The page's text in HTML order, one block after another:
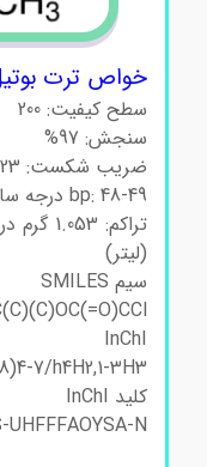
خواص ترت بوتیل
سطح کیفیت: 200
سنجش: 97%
ضریب شکست: n20/D 1.423 (لیتر)
bp: 48-49 درجه سانتی گراد/11 میلی متر جیوه (لیتر)
(لیتر)
سیم SMILES
CC(C)(C)OC(=O)CCl
InChI
7/h4H2,1-3H3
کلید InChI
UHFFFAOYSA-N